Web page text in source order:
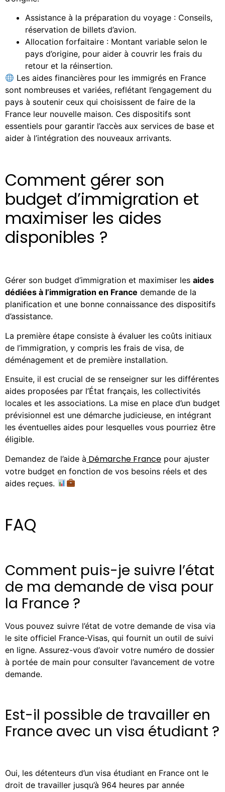
Assistance à la préparation du voyage : Conseils,
réservation de billets d’avion.
Allocation forfaitaire : Montant variable selon le
pays d’origine, pour aider à couvrir les frais du
retour et la réinsertion.
Les aides financières pour les immigrés en France
sont nombreuses et variées, reflétant l’engagement du
pays à soutenir ceux qui choisissent de faire de la
France leur nouvelle maison. Ces dispositifs sont
essentiels pour garantir l’accès aux services de base et
aider à l’intégration des nouveaux arrivants.
Comment gérer son
budget d’immigration et
maximiser les aides
disponibles ?
Gérer son budget d’immigration et maximiser les aides
dédiées à l’immigration en France demande de la
planification et une bonne connaissance des dispositifs
d’assistance.
La première étape consiste à évaluer les coûts initiaux
de l’immigration, y compris les frais de visa, de
déménagement et de première installation.
Ensuite, il est crucial de se renseigner sur les différentes
aides proposées par l’État français, les collectivités
locales et les associations. La mise en place d’un budget
prévisionnel est une démarche judicieuse, en intégrant
les éventuelles aides pour lesquelles vous pourriez être
éligible.
Demandez de l’aide à Démarche France pour ajuster
votre budget en fonction de vos besoins réels et des
aides reçues.
FAQ
Comment puis-je suivre l’état
de ma demande de visa pour
la France ?
Vous pouvez suivre l’état de votre demande de visa via
le site officiel France-Visas, qui fournit un outil de suivi
en ligne. Assurez-vous d’avoir votre numéro de dossier
à portée de main pour consulter l’avancement de votre
demande.
Est-il possible de travailler en
France avec un visa étudiant ?
Oui, les détenteurs d’un visa étudiant en France ont le
droit de travailler jusqu’à 964 heures par année